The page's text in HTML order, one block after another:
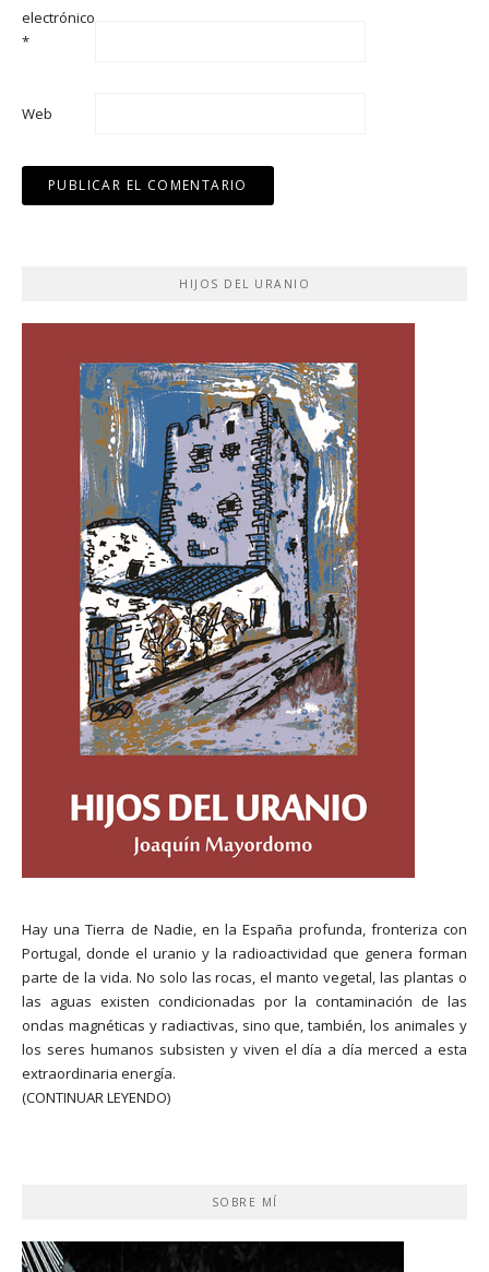
electrónico
*
Web
HIJOS DEL URANIO
Hay una Tierra de Nadie, en la España profunda, fronteriza con
Portugal, donde el uranio y la radioactividad que genera forman
parte de la vida. No solo las rocas, el manto vegetal, las plantas o
las aguas existen condicionadas por la contaminación de las
ondas magnéticas y radiactivas, sino que, también, los animales y
los seres humanos subsisten y viven el día a día merced a esta
extraordinaria energía.
(CONTINUAR LEYENDO)
SOBRE MÍ